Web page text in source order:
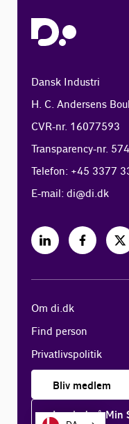
Dansk Industri
H. C. Andersens
CVR-nr. 16077593
Transparency-nr.
Telefon: +45 3377
E-mail:di@di.dk
Om di.dk
Find person
Privatlivspolitik
Bliv medlem
Log ind på Min